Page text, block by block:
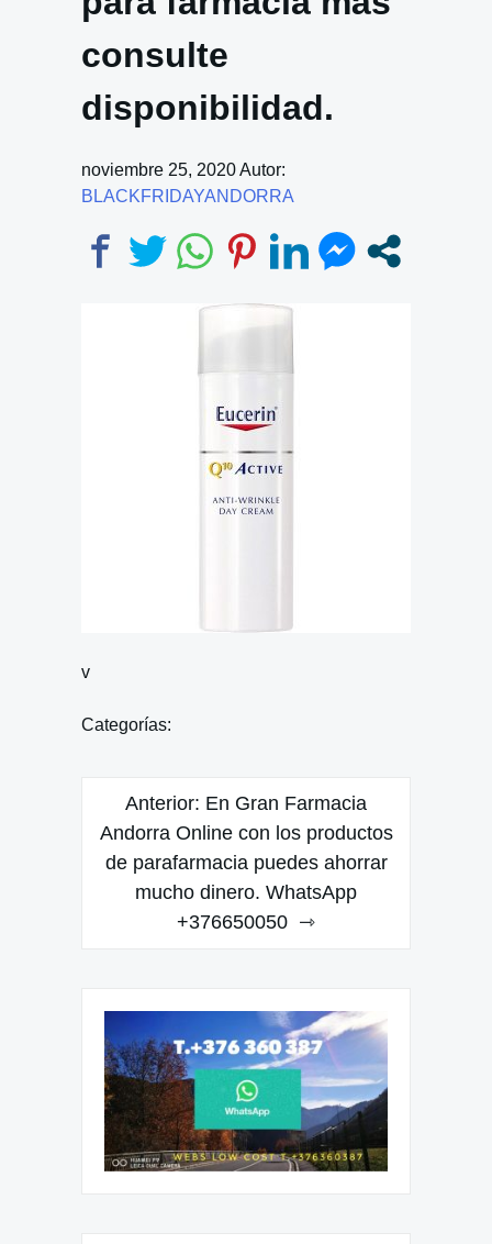
consulte
disponibilidad.
noviembre 25, 2020Autor:
BLACKFRIDAYANDORRA
v
Categorías:
Navegación
de
entradas
Anterior: En Gran Farmacia
Andorra Online con los productos
de parafarmacia puedes ahorrar
mucho dinero. WhatsApp
+376650050